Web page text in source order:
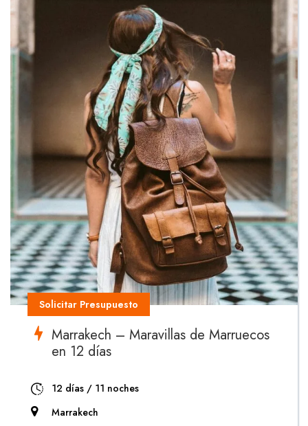
Solicitar Presupuesto
Marrakech – Maravillas de Marruecos
en 12 días
12 días / 11 noches
Marrakech